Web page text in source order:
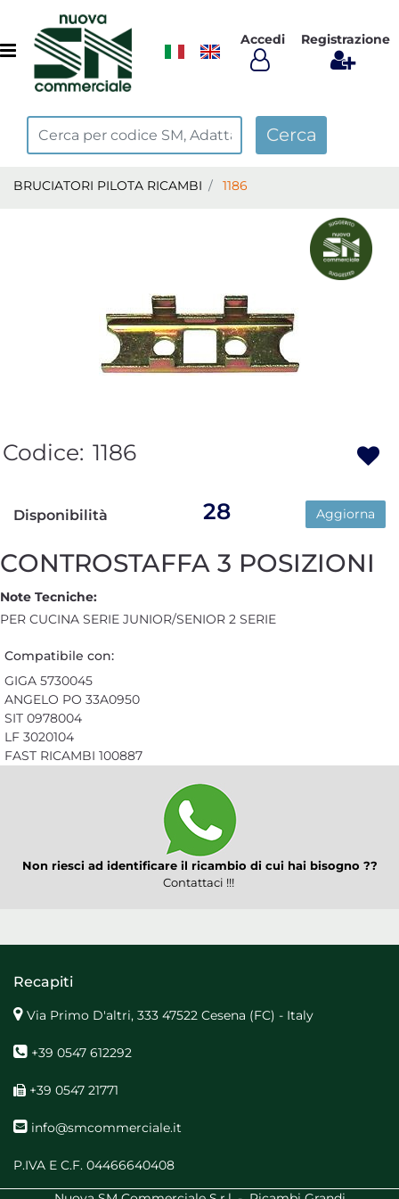
Open menu
Accedi Registrazione
BRUCIATORI PILOTA RICAMBI 1186
Codice: 1186
Disponibilità Aggiorna
28
CONTROSTAFFA 3 POSIZIONI
Note Tecniche:
PER CUCINA SERIE JUNIOR/SENIOR 2 SERIE
Compatibile con:
GIGA 5730045
ANGELO PO 33A0950
SIT 0978004
LF 3020104
FAST RICAMBI 100887
Non riesci ad identificare il ricambio di cui hai bisogno ??
Contattaci !!!
Recapiti
Via Primo D'altri, 333 47522 Cesena (FC) - Italy
+39 0547 612292
+39 0547 21771
info@smcommerciale.it
P.IVA E C.F. 04466640408